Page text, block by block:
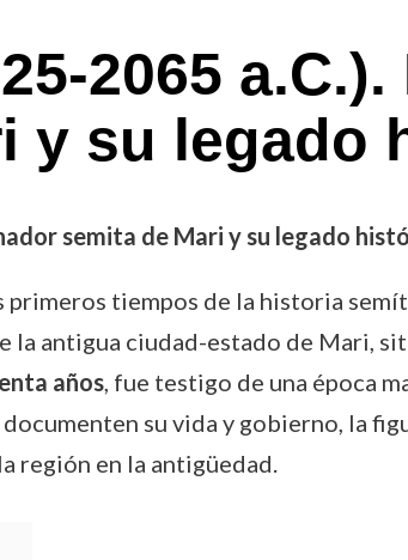
2065
y su legado
semita de Mari y su legado
tiempos de la historia
antigua ciudad-estado de Mari,
años, fue testigo de una época
su vida y gobierno, la
región en la antigüedad.